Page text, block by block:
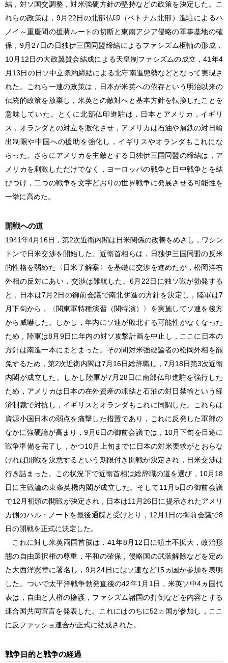
結，対ソ国交調整，対米強硬方針の堅持などの政策を決定した。こ
れらの政策は，9月22日の北部仏印（ベトナム北部）進駐によるハ
ノイ～重慶間の援蔣ルートの切断と東南アジア侵略の軍事基地の確
保，9月27日の日独伊三国同盟締結によるファシズム枢軸の形成，
10月12日の大政翼賛会結成による天皇制ファシズムの成立，41年4
月13日の日ソ中立条約締結による北守南進態勢などとなって実現さ
れた。これら一連の政策は，日本が米英への依存という明治以来の
伝統的政策を放棄し，米英との敵対へと基本方針を転換したことを
意味していた。とくに北部仏印進駐は，日本とアメリカ，イギリ
ス，オランダとの対立を激化させ，アメリカは石油や屑鉄の対日輸
出制限や中国への援助を強化し，イギリスやオランダもこれにな
らった。さらにアメリカを主敵とする日独伊三国同盟の締結は，ア
メリカを刺激しただけでなく，ヨーロッパの戦争と日中戦争とを結
びつけ，二つの戦争を文字どおりの世界戦争に発展させる可能性を
一挙に高めた。
開戦への道
1941年4月16日，第2次近衛内閣は日米関係の改善をめざし，ワシン
トンで日米交渉を開始した。近衛首相らは，日独伊三国同盟の反米
的性格を弱めた〈日米了解案〉を基礎に交渉を進めたが，松岡洋右
外相の反対にあい，交渉は難航した。6月22日に独ソ戦が勃発する
と，日本は7月2日の御前会議で南北併進の方針を決定し，陸軍は7
月下旬から，〈関東軍特種演習（関特演）〉を実施してソ連を後方
から威嚇した。しかし，年内にソ連が敗北する可能性がなくなった
ため，陸軍は8月9日に年内の対ソ攻撃計画を中止し，ここに日本の
方針は南進一本にまとまった。その間対米強硬論者の松岡外相を罷
免するため，第2次近衛内閣は7月16日総辞職し，7月18日第3次近衛
内閣が成立した。しかし陸軍が7月28日に南部仏印進駐を強行した
ため，アメリカは日本の在外資産の凍結と石油の対日禁輸という経
済制裁で対抗し，イギリスとオランダもこれに同調した。これらは
資源小国日本の弱点を痛撃した措置であり，これに反発した軍部の
なかに強硬論が高まり，9月6日の御前会議では，10月下旬を目途に
戦争準備を完了し，かつ10月上旬までに日本の対米要求がとおらな
ければ開戦を決意するという期限付き開戦が決定され，日米交渉は
行き詰まった。この状況下で近衛首相は総辞職の道を選び，10月18
日に主戦論の東条英機内閣が成立した。そして11月5日の御前会議
で12月初頭の開戦が決定され，日本は11月26日に提示されたアメリ
カ側のハル・ノートを最後通牒と受けとり，12月1日の御前会議で8
日の開戦を正式に決定した。
これに対し米英両国首脳は，41年8月12日に領土不拡大，政治形
態の自由選択権の尊重，平和の確保，侵略国の武装解除などを定め
た大西洋憲章に署名し，9月24日にはソ連など15ヵ国が参加を表明
した。ついで太平洋戦争勃発直後の42年1月1日，米英ソ中4ヵ国代
表は，自由と人権の擁護，ファシズム諸国の打倒などを内容とする
連合国共同宣言を発表した。これにはのちに52ヵ国が参加し，ここ
に反ファッショ連合が正式に結成された。
戦争目的と戦争の経過